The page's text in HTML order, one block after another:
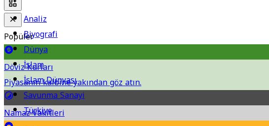
Popüler
Döviz Kurları
Piyasanın kalbine yakından göz atın.
Namaz Vakitleri
Analiz
Biyografi
Dünya
İslam
İslam Dünyası
Savunma Sanayi
Türkiye